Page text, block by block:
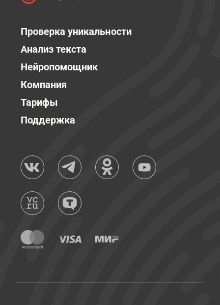
Проверка уникальности
Анализ текста
Нейропомощник
Компания
Тарифы
Поддержка